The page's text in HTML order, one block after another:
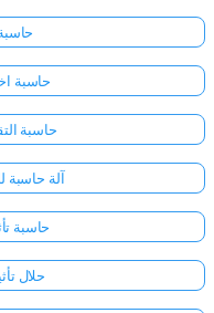
حاسبة
حاسبة
آلة حاسبة
حاسبة
حلال